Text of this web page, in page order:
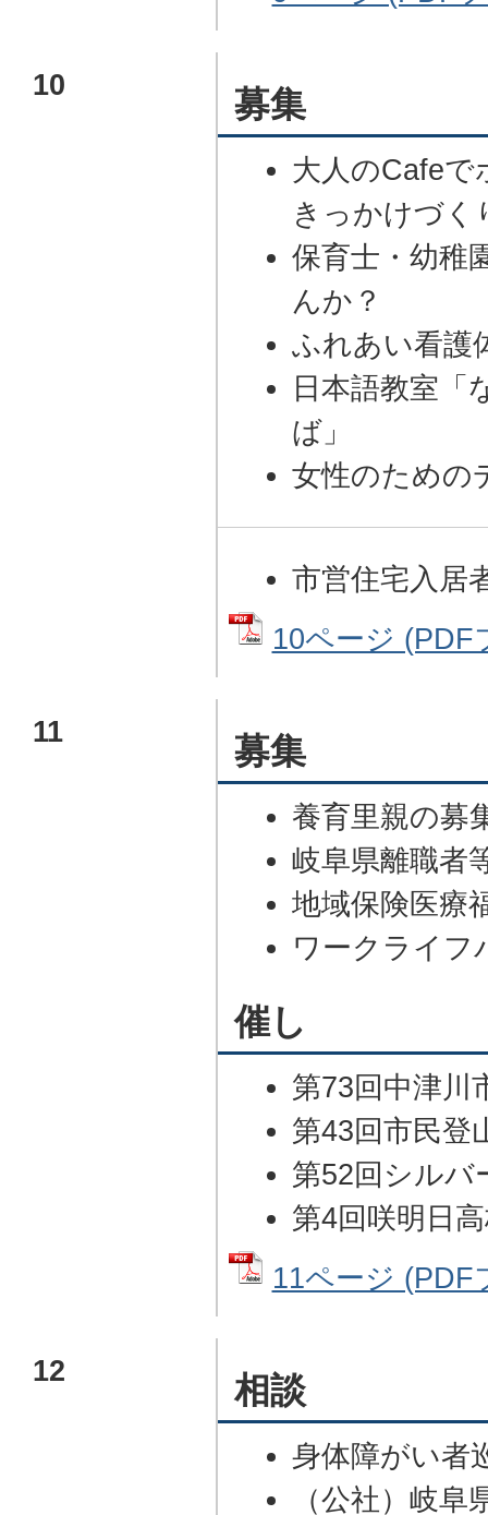
10 募集
大人のCafeで
きっかけづく
保育士・幼稚
んか？
ふれあい看護
日本語教室「
ば」
女性のための
市営住宅入居
10ページ (PDF
11 募集
養育里親の募
岐阜県離職者
地域保険医療
ワークライフ
催し
第73回中津川
第43回市民登
第52回シルバ
第4回咲明日
11ページ (PDF
12 相談
身体障がい者
（公社）岐